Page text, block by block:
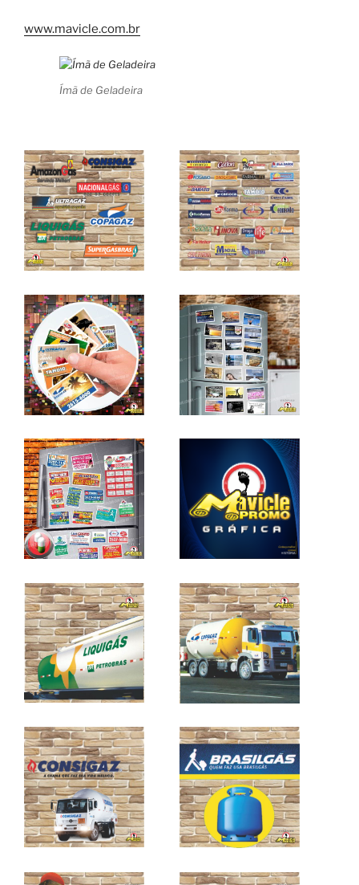
www.mavicle.com.br
Ímã de Geladeira